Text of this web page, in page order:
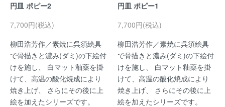
円皿 ポピー2
7,700円(税込)
柳田浩芳作／素焼に呉須絵具
で骨描きと濃み(ダミ)の下絵付
けを施し、 白マット釉薬を掛
けて、高温の酸化焼成により
焼き上げ、 さらにその後に上
絵を加えたシリーズです。
円皿 ポピー1
7,700円(税込)
柳田浩芳作／素焼に呉須絵具
で骨描きと濃み(ダミ)の下絵付
けを施し、 白マット釉薬を掛
けて、高温の酸化焼成により
焼き上げ、 さらにその後に上
絵を加えたシリーズです。